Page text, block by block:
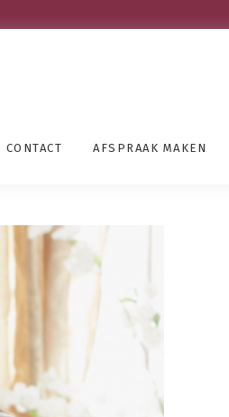
CONTACT AFSPRAAK MAKEN